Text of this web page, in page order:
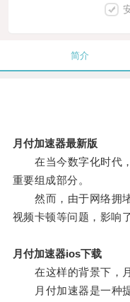
简介
月付加速器最新版
在当今数字化时代，
重要组成部分。
然而，由于网络拥堵
视频卡顿等问题，影响
月付加速器ios下载
在这样的背景下，月
月付加速器是一种提